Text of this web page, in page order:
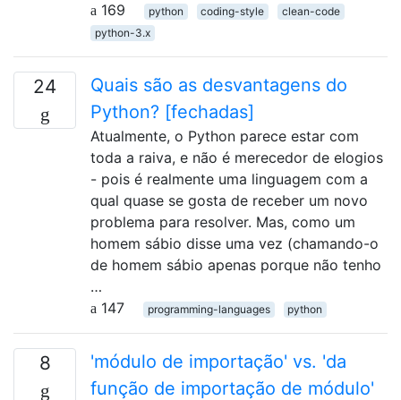
169
python coding-style
clean-code
python-3.x
24
Quais são as desvantagens do
Python? [fechadas]
Atualmente, o Python parece estar com
toda a raiva, e não é merecedor de elogios
- pois é realmente uma linguagem com a
qual quase se gosta de receber um novo
problema para resolver. Mas, como um
homem sábio disse uma vez (chamando-o
de homem sábio apenas porque não tenho
…
147
programming-languages python
8
'módulo de importação' vs. 'da
função de importação de módulo'